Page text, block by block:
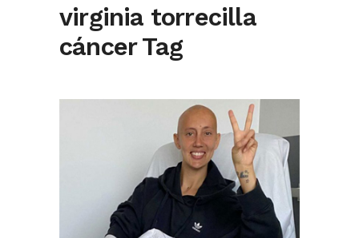
virginia torrecilla
cáncer Tag